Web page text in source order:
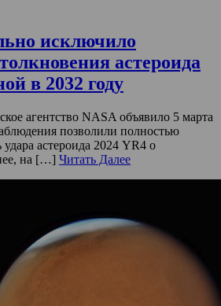
исключило
астероида
в 2032 году
агентство NASA объявило 5 марта
позволили полностью
астероида 2024 YR4 о
на […] Читать Далее